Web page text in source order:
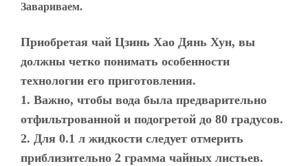
Завариваем.
Приобретая чай Цзинь Хао Дянь Хун, вы
должны четко понимать особенности
технологии его приготовления.
1. Важно, чтобы вода была предварительно
отфильтрованной и подогретой до 80 градусов.
2. Для 0.1 л жидкости следует отмерить
приблизительно 2 грамма чайных листьев.